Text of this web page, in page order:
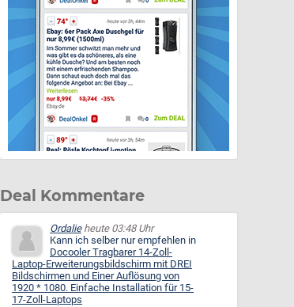
Deal Kommentare
Ordalieheute 03:48 Uhr
Kann ich selber nur empfehlen in
Docooler Tragbarer 14-Zoll-
Laptop-Erweiterungsbildschirm mit DREI
Bildschirmen und Einer Auflösung von
1920 * 1080. Einfache Installation für 15-
17-Zoll-Laptops